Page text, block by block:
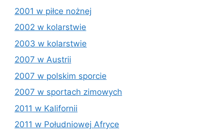
2001 w piłce nożnej
2002 w kolarstwie
2003 w kolarstwie
2007 w Austrii
2007 w polskim sporcie
2007 w sportach zimowych
2011 w Kalifornii
2011 w Południowej Afryce